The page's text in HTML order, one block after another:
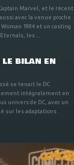
Marvel, et le récent
avec la venue proche
1984 et un casting
les ...
BILAN EN
se tenait le DC
intégralement en
univers de DC, avec un
sur les adaptations